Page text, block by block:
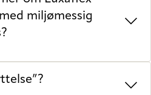
miljømessig